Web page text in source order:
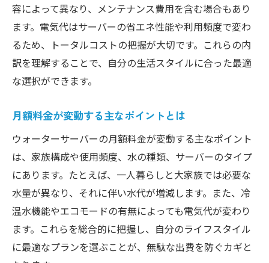
ライフスタイル別ウォーターサーバー活用
水の使い方で変わる月額料金の違い
水道水型と宅配型ウォーターサーバーの違いを
水道水型ウォーターサーバーの特徴と魅力
宅配型ウォーターサーバーとの料金比較
水道水利用でコストダウンできる理由
宅配型サーバーのメリット・デメリット解
説
ウォーターサーバー選びで迷った時の基準
家族構成で変わるウォーターサーバーの月額負
容によって異なり、メンテナンス費用を含む場合もあり
ます。電気代はサーバーの省エネ性能や利用頻度で変わ
るため、トータルコストの把握が大切です。これらの内
訳を理解することで、自分の生活スタイルに合った最適
な選択ができます。
月額料金が変動する主なポイントとは
ウォーターサーバーの月額料金が変動する主なポイント
は、家族構成や使用頻度、水の種類、サーバーのタイプ
にあります。たとえば、一人暮らしと大家族では必要な
水量が異なり、それに伴い水代が増減します。また、冷
温水機能やエコモードの有無によっても電気代が変わり
ます。これらを総合的に把握し、自分のライフスタイル
に最適なプランを選ぶことが、無駄な出費を防ぐカギと